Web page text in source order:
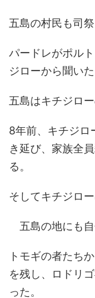
五島の村民も司
パードレがポル
ジローから聞いた
五島はキチジロー
8年前、キチジロ
き延び、家族全
る。
そしてキチジロ
五島の地にも自
トモギの者たち
を残し、ロドリ
った。